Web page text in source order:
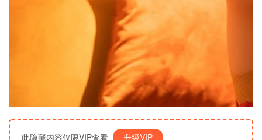
此隐藏内容仅限VIP查看 升级VIP